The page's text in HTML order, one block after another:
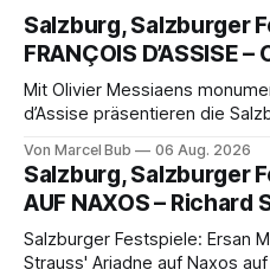
Salzburg, Salzburger
FRANÇOIS D’ASSISE
Mit Olivier Messiaens
d’Assise präsentieren die
eine bildgewaltige
die komplexe Partitur
Franziskus.
Von Marcel Bub 06 Aug. 2026
Salzburg, Salzburger
AUF NAXOS – Richard
Salzburger Festspiele: Ersan
Strauss' Ariadne auf Naxos